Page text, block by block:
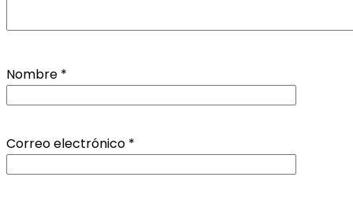
Nombre *
Correo electrónico *